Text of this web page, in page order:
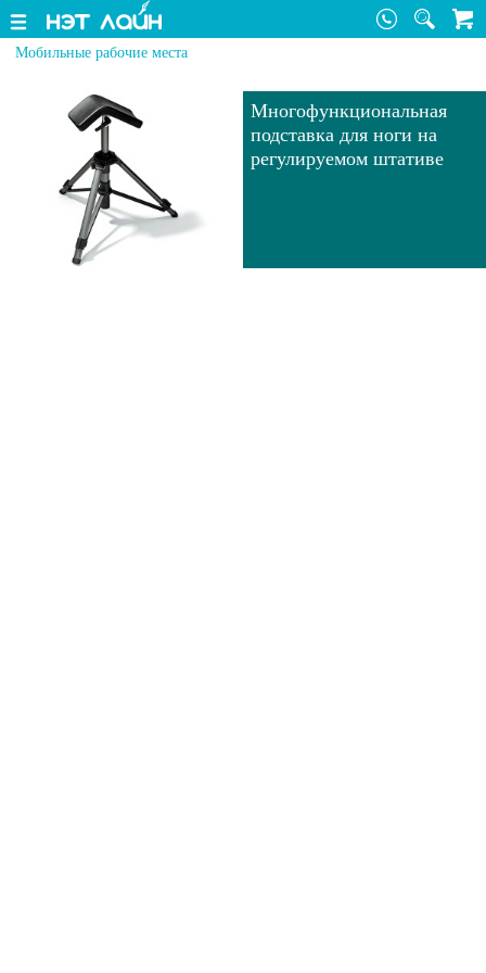
Мобильные рабочие места
Многофункциональная
подставка для ноги на
регулируемом штативе